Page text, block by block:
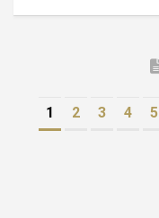
1 2 3 4 5